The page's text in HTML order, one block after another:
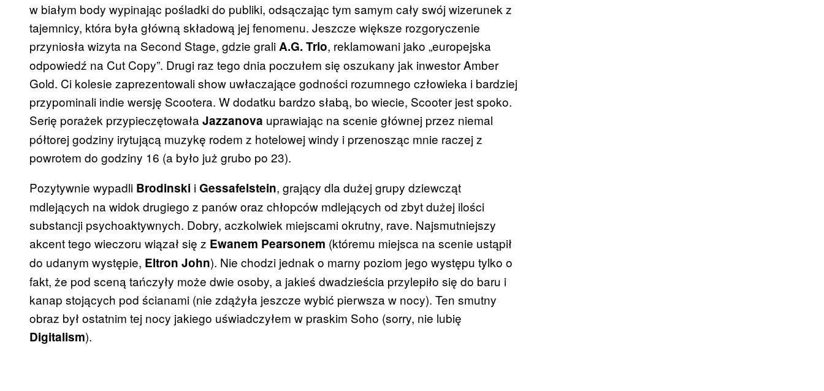
w białym body wypinając pośladki do publiki, odsączając tym samym cały swój wizerunek z
tajemnicy, która była główną składową jej fenomenu. Jeszcze większe rozgoryczenie
przyniosła wizyta na Second Stage, gdzie graliA.G. Trio, reklamowani jako „europejska
odpowiedź na Cut Copy”. Drugi raz tego dnia poczułem się oszukany jak inwestor Amber
Gold. Ci kolesie zaprezentowali show uwłaczające godności rozumnego człowieka i bardziej
przypominali indie wersję Scootera. W dodatku bardzo słabą, bo wiecie, Scooter jest spoko.
Serię porażek przypieczętowała Jazzanova uprawiając na scenie głównej przez niemal
półtorej godziny irytującą muzykę rodem z hotelowej windy i przenosząc mnie raczej z
powrotem do godziny 16 (a było już grubo po 23).
Pozytywnie wypadli Brodinski iGessafelstein, grający dla dużej grupy dziewcząt
mdlejących na widok drugiego z panów oraz chłopców mdlejących od zbyt dużej ilości
substancji psychoaktywnych. Dobry, aczkolwiek miejscami okrutny, rave. Najsmutniejszy
akcent tego wieczoru wiązał się z Ewanem Pearsonem (któremu miejsca na scenie ustąpił
do udanym występie, Eltron John). Nie chodzi jednak o marny poziom jego występu tylko o
fakt, że pod sceną tańczyły może dwie osoby, a jakieś dwadzieścia przylepiło się do baru i
kanap stojących pod ścianami (nie zdążyła jeszcze wybić pierwsza w nocy). Ten smutny
obraz był ostatnim tej nocy jakiego uświadczyłem w praskim Soho (sorry, nie lubię
Digitalism).